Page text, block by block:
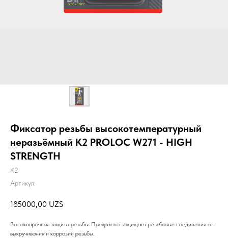
Фиксатор резьбы высокотемпературный
неразьёмный K2 PROLOC W271 - HIGH
STRENGTH
K2
Артикул:
185000,00 UZS
Высокопрочная защита резьбы. Прекрасно защищает резьбовые соединения от
выкручивания и коррозии резьбы.